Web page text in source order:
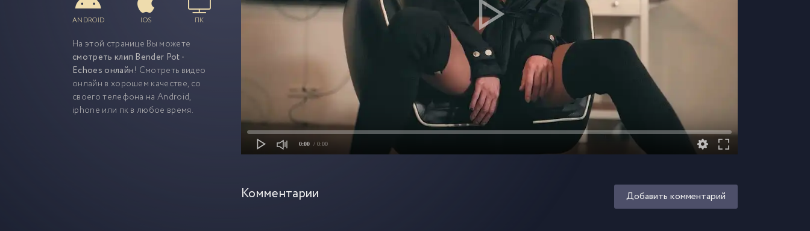
ANDROID IOS ПК
На этой странице Вы можете
смотреть клип Bender Pot -
Echoes онлайн! Смотреть видео
онлайн в хорошем качестве, со
своего телефона на Android,
iphone или пк в любое время.
0:00 / 0:00
Комментарии Добавить комментарий